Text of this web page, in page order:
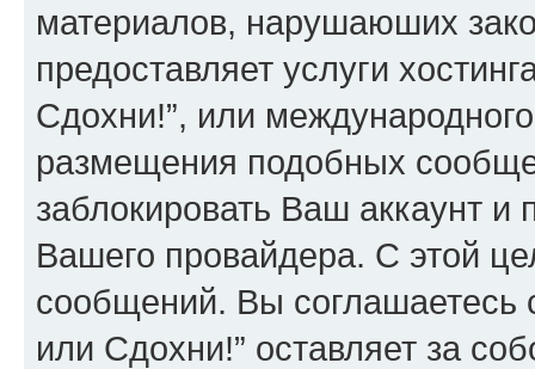
материалов, нарушаюших
предоставляет услуги
Сдохни!”, или
размещения подобных
заблокировать Ваш аккаунт и
Вашего провайдера. С этой
сообщений. Вы соглашаетесь
или Сдохни!” оставляет за